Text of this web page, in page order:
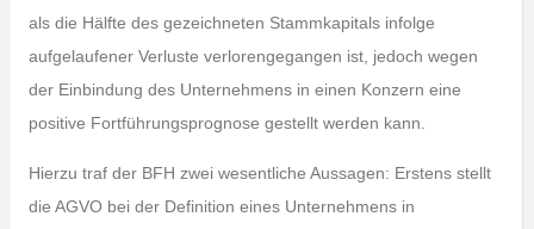
als die Hälfte des gezeichneten Stammkapitals infolge
aufgelaufener Verluste verlorengegangen ist, jedoch wegen
der Einbindung des Unternehmens in einen Konzern eine
positive Fortführungsprognose gestellt werden kann.
Hierzu traf der BFH zwei wesentliche Aussagen: Erstens stellt
die AGVO bei der Definition eines Unternehmens in